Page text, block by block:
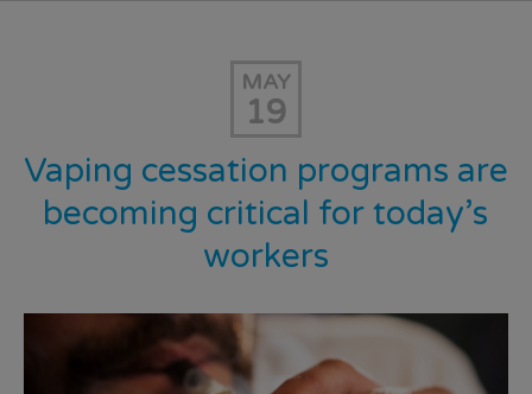
MAY
19
Vaping cessation programs are
becoming critical for today’s
workers